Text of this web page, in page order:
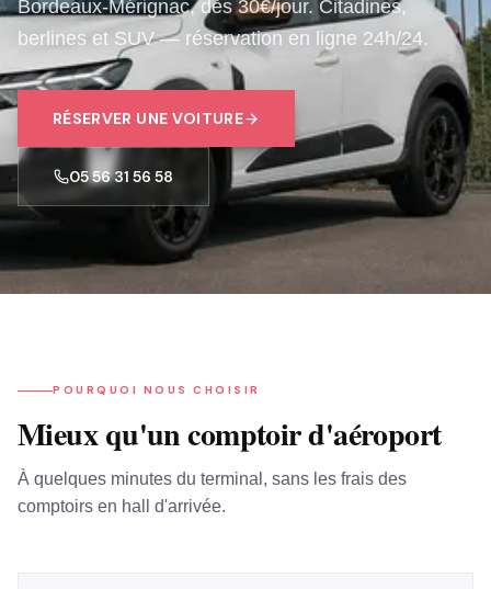
Bordeaux-Mérignac, dès30€/jour. Citadines,
berlines et SUV — réservation en ligne 24h/24.
RÉSERVER UNE VOITURE
05 56 31 56 58
POURQUOI NOUS CHOISIR
Mieux qu'un comptoir d'aéroport
À quelques minutes du terminal, sans les frais des
comptoirs en hall d'arrivée.